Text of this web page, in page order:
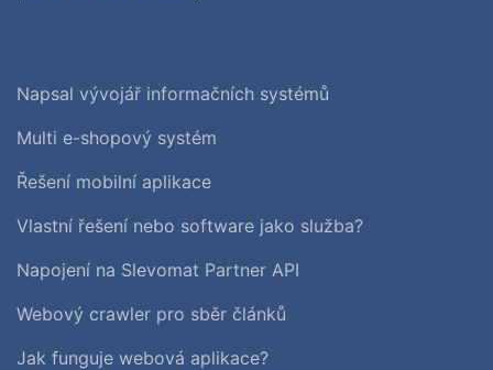
Napsal vývojář informačních systémů
Multi e-shopový systém
Řešení mobilní aplikace
Vlastní řešení nebo software jako služba?
Napojení na Slevomat Partner API
Webový crawler pro sběr článků
Jak funguje webová aplikace?